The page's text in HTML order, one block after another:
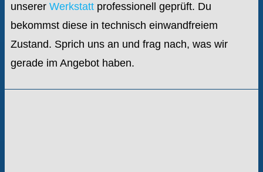
unserer Werkstatt professionell geprüft. Du
bekommst diese in technisch einwandfreiem
Zustand. Sprich uns an und frag nach, was wir
gerade im Angebot haben.